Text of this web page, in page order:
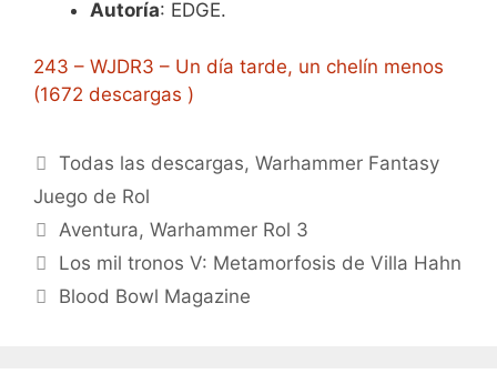
Autoría: EDGE.
243 – WJDR3 – Un día tarde, un chelín menos
(1672 descargas )
Categorías
Todas las descargas,Warhammer Fantasy
Juego de Rol
Etiquetas
Aventura,Warhammer Rol 3
Los mil tronos V: Metamorfosis de Villa Hahn
Blood Bowl Magazine